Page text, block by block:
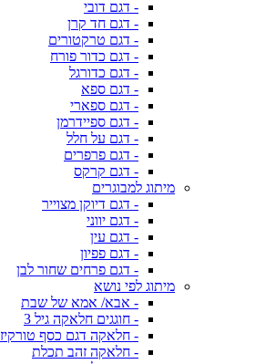
- דגם דובי
- דגם חד קרן
- דגם טרקטורים
- דגם כדור פורח
- דגם כדורגל
- דגם ספא
- דגם ספארי
- דגם ספיידרמן
- דגם על חלל
- דגם פרפרים
- דגם קרקס
מיתוג למבוגרים
- דגם דיוקן מצוייר
- דגם יווני
- דגם עין
- דגם פפיון
- דגם פרחים שחור לבן
מיתוג לפי נושא
- אבא/ אמא של שבת
- חוגגים חלאקה גיל 3
- חלאקה דגם כסף טורקיז
- חלאקה זהב תכלת